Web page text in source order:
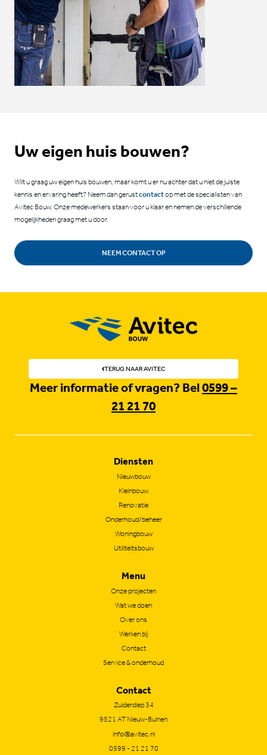
Uw eigen huis bouwen?
Wilt u graag uw eigen huis bouwen, maar komt u er nu achter dat u niet de juiste
kennis en ervaring heeft? Neem dan gerustcontactop met de specialisten van
Avitec Bouw. Onze medewerkers staan voor u klaar en nemen de verschillende
mogelijkheden graag met u door.
NEEM CONTACT OP
TERUG NAAR AVITEC
Meer informatie of vragen? Bel0599 –
21 21 70
Diensten
Nieuwbouw
Kleinbouw
Renovatie
Onderhoud/beheer
Woningbouw
Utiliteitsbouw
Menu
Onze projecten
Wat we doen
Over ons
Werken bij
Contact
Service & onderhoud
Contact
Zuiderdiep 34
9521 AT Nieuw-Buinen
info@avitec.nl
0599 - 21 21 70